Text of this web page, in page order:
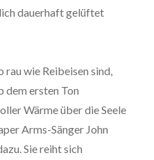
dauerhaft gelüftet
rau wie Reibeisen sind,
dem ersten Ton
Wärme über die Seele
Arms-Sänger John
Sie reiht sich